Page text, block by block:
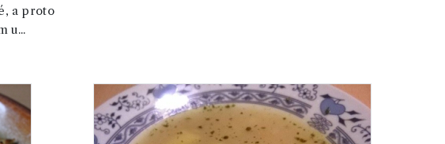
a proto
u...